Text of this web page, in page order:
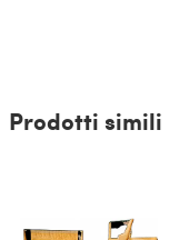
Prodotti simili